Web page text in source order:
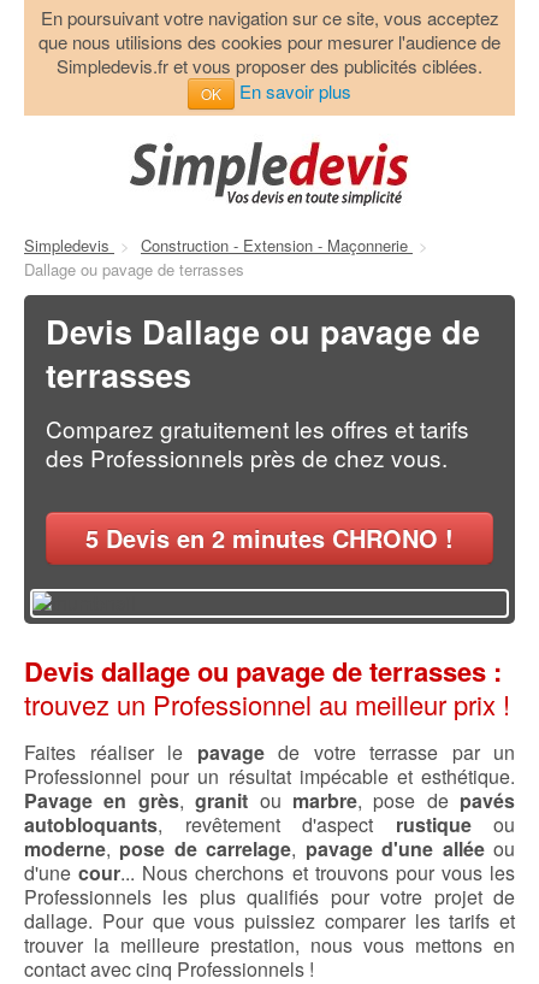
En poursuivant votre navigation sur ce site, vous acceptez
que nous utilisions des cookies pour mesurer l'audience de
Simpledevis.fr et vous proposer des publicités ciblées.
OK En savoir plus
Simpledevis > Construction - Extension - Maçonnerie >
Dallage ou pavage de terrasses
Devis Dallage ou pavage de
terrasses
Comparez gratuitement les offres et tarifs
des Professionnels près de chez vous.
5 Devis en 2 minutes CHRONO !
Devis dallage ou pavage de terrasses :
trouvez un Professionnel au meilleur prix !
Faites réaliser le pavagede votre terrasse par un
Professionnel pour un résultat impécable et esthétique.
Pavage en grès,granit ou marbre, pose de pavés
autobloquants, revêtement d'aspect rustiqueou
moderne, pose de carrelage, pavage d'une alléeou
d'unecour... Nous cherchons et trouvons pour vous les
Professionnels les plus qualifiés pour votre projet de
dallage. Pour que vous puissiez comparer les tarifs et
trouver la meilleure prestation, nous vous mettons en
contact avec cinq Professionnels !